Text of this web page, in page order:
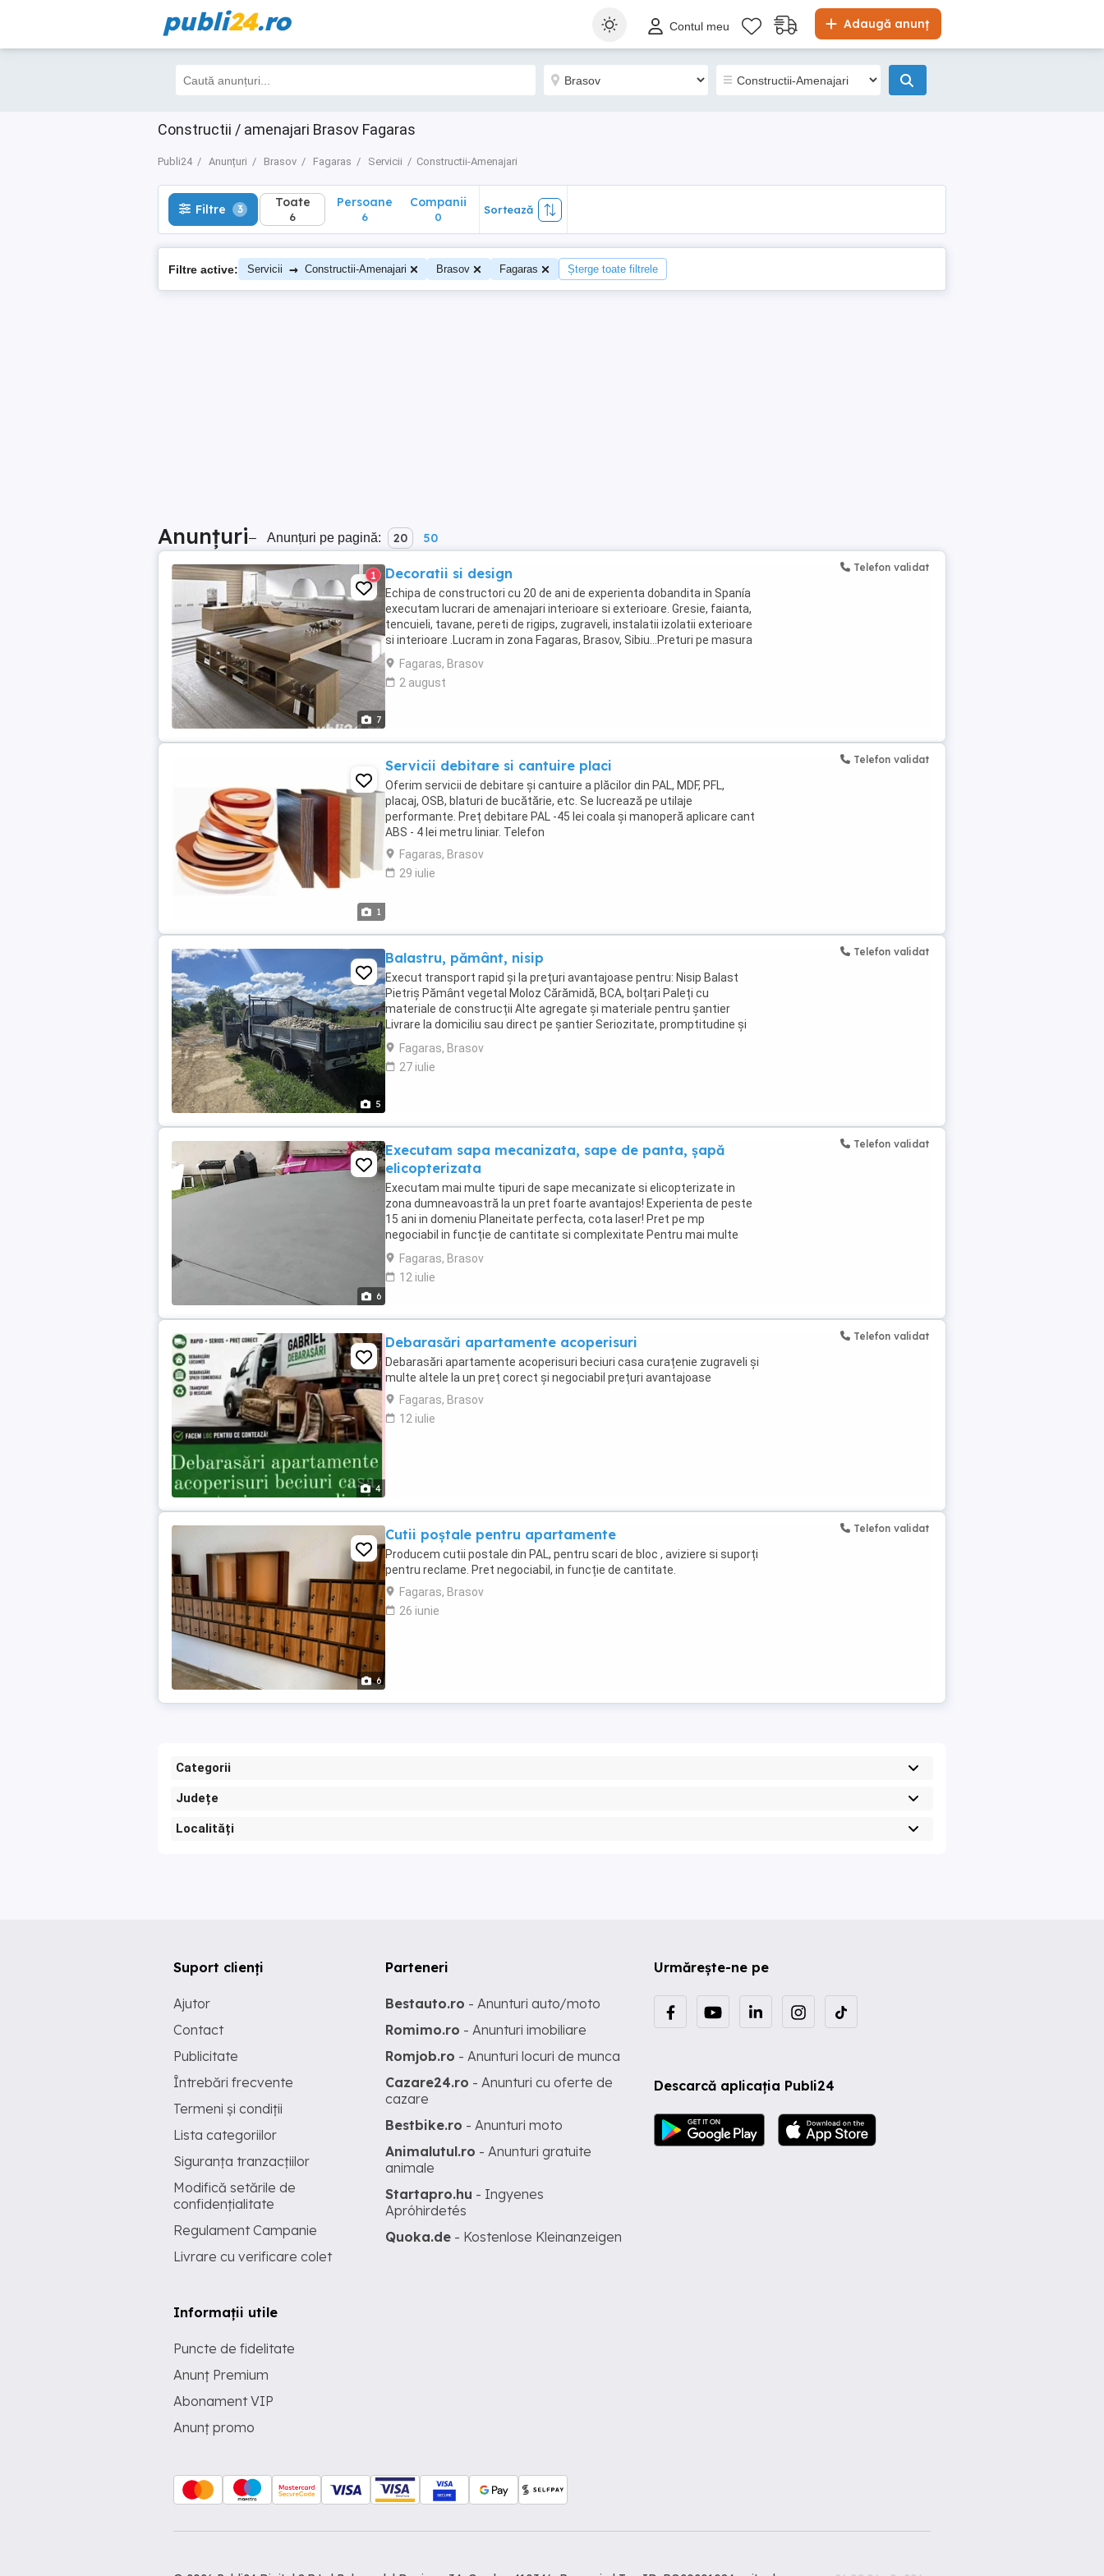
publi24.ro Adaugă anunț
Contul meu
Constructii / amenajari Brasov Fagaras
Publi24 Anunțuri Brasov Fagaras Servicii Constructii-Amenajari
Filtre 3 Toate
6
Filtre 3 Toate
6
Persoane
6
Companii
0
Sortează
Filtre active: Servicii → Constructii-Amenajari Brasov Fagaras Șterge toate filtrele
Anunțuri– Anunțuri pe pagină: 20 50
7
1 Decoratii si design
Echipa de constructori cu 20 de ani de experienta dobandita in Spanía
executam lucrari de amenajari interioare si exterioare. Gresie, faianta,
tencuieli, tavane, pereti de rigips, zugraveli, instalatii izolatii exterioare
si interioare .Lucram in zona Fagaras, Brasov, Sibiu...Preturi pe masura
clientului. ...
Fagaras, Brasov
2 august
Telefon validat
1
Servicii debitare si cantuire placi
Oferim servicii de debitare și cantuire a plăcilor din PAL, MDF, PFL,
placaj, OSB, blaturi de bucătărie, etc. Se lucrează pe utilaje
performante. Preț debitare PAL -45 lei coala și manoperă aplicare cant
ABS - 4 lei metru liniar. Telefon
Fagaras, Brasov
29 iulie
Telefon validat
5
Balastru, pământ, nisip
Execut transport rapid și la prețuri avantajoase pentru: Nisip Balast
Pietriș Pământ vegetal Moloz Cărămidă, BCA, bolțari Paleți cu
materiale de construcții Alte agregate și materiale pentru șantier
Livrare la domiciliu sau direct pe șantier Seriozitate, promptitudine și
prețuri ...
Fagaras, Brasov
27 iulie
Telefon validat
6
Executam sapa mecanizata, sape de panta, șapă
elicopterizata
Executam mai multe tipuri de sape mecanizate si elicopterizate in
zona dumneavoastră la un pret foarte avantajos! Experienta de peste
15 ani in domeniu Planeitate perfecta, cota laser! Pret pe mp
negociabil in funcție de cantitate si complexitate Pentru mai multe
detalii nu ezitați sa ne ...
Fagaras, Brasov
12 iulie
Telefon validat
4
Debarasări apartamente acoperisuri
Debarasări apartamente acoperisuri beciuri casa curațenie zugraveli și
multe altele la un preț corect și negociabil prețuri avantajoase
Fagaras, Brasov
12 iulie
Telefon validat
6
Cutii poștale pentru apartamente
Producem cutii postale din PAL, pentru scari de bloc , aviziere si suporți
pentru reclame. Pret negociabil, in funcție de cantitate.
Fagaras, Brasov
26 iunie
Telefon validat
Categorii
Județe
Localități
Urmărește-ne pe
Descarcă aplicația Publi24
Suport clienți
Ajutor
Contact
Publicitate
Întrebări frecvente
Termeni și condiții
Lista categoriilor
Siguranța tranzacțiilor
Modifică setările de
confidențialitate
Regulament Campanie
Livrare cu verificare colet
Informații utile
Puncte de fidelitate
Anunț Premium
Abonament VIP
Anunț promo
Parteneri
Bestauto.ro - Anunturi auto/moto
Romimo.ro - Anunturi imobiliare
Romjob.ro - Anunturi locuri de munca
Cazare24.ro - Anunturi cu oferte de
cazare
Bestbike.ro - Anunturi moto
Animalutul.ro - Anunturi gratuite
animale
Startapro.hu - Ingyenes
Apróhirdetés
Quoka.de - Kostenlose Kleinanzeigen